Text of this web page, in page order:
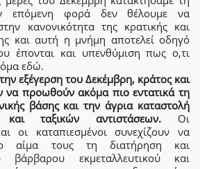
επόμενη φορά δεν θέλουμε να
κανονικότητα της κρατικής και
και αυτή η μνήμη αποτελεί οδηγό
έπονται και υπενθύμιση πως ο,τι
εδώ.
εξέγερση του Δεκέμβρη, κράτος και
να προωθούν ακόμα πιο εντατικά τη
βάσης και την άγρια καταστολή
ταξικών αντιστάσεων. Οι
οι καταπιεσμένοι συνεχίζουν να
αίμα τους τη διατήρηση και
εκμεταλλευτικού και